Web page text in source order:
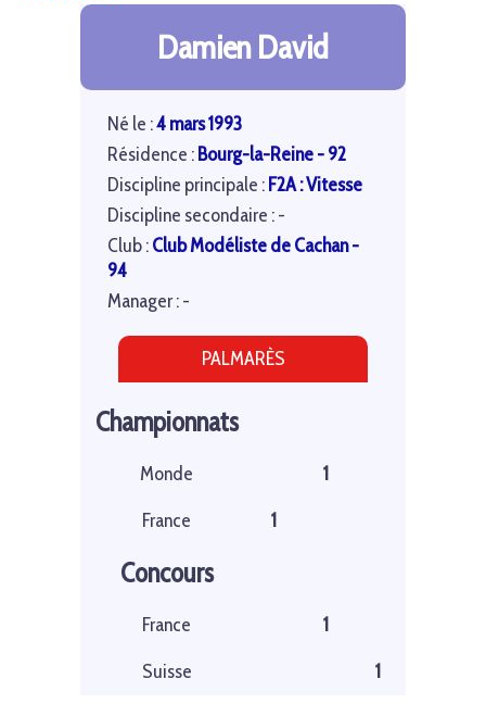
Damien David
Né le :4 mars 1993
Résidence :Bourg-la-Reine - 92
Discipline principale :F2A : Vitesse
Discipline secondaire : -
Club :Club Modéliste de Cachan -
94
Manager : -
PALMARÈS
Championnats
Monde
1
France
1
Concours
France
1
Suisse
1